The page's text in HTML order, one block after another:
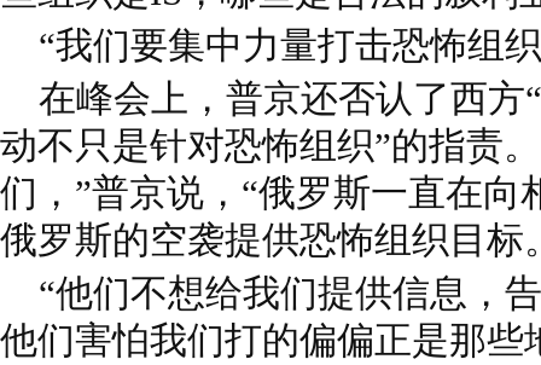
“我们要集中力量打击恐怖组
在峰会上，普京还否认了西方
动不只是针对恐怖组织”的指责
们，”普京说，“俄罗斯一直在向
俄罗斯的空袭提供恐怖组织目标
“他们不想给我们提供信息，
他们害怕我们打的偏偏正是那些